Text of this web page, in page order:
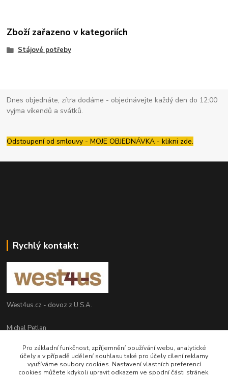
Zboží zařazeno v kategoriích
Stájové potřeby
Dnes objednáte, zítra dodáme - objednávejte každý den do 12:00
vyjma víkendů a svátků.
Odstoupení od smlouvy - MOJE OBJEDNÁVKA - klikni zde.
Rychlý kontakt:
West4us.cz - dovoz z U.S.A.
Michal Petlan
(Po-Pá, 9-16h)
info@west4us.cz
Pro základní funkčnost, zpříjemnění používání webu, analytické
účely a v případě udělení souhlasu také pro účely cílení reklamy
využíváme soubory cookies. Nastavení vlastních preferencí
cookies můžete kdykoli upravit odkazem ve spodní části stránek.